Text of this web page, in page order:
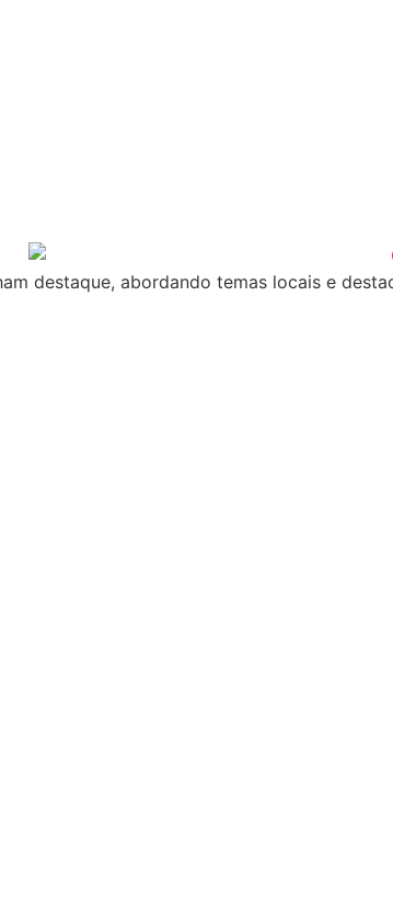
destaque, abordando temas locais e